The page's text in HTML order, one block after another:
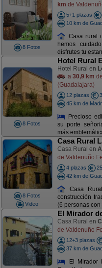
8 Fotos
km de
5+1 plazas
10 km de
Casa rural
hemos
disfrutes tu
8 Fotos
Hotel Rural
Hotel Rural en
a 30,9 km
(Guadalajara)
12 plazas
45 km de
Precioso
su porte
más
8 Fotos
Video
Casa Rural
Casa Rural en
de Valdenuño
4 plazas
42 km de
Casa
construcción
(6 personas con
El Mirador
Casa Rural en
de Valdenuño
12+3 plazas
37 km de
El Mirador